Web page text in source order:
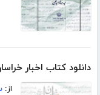
دانلود کتاب اخبار
از: